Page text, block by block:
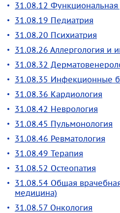
31.08.12 Функциональная
31.08.19 Педиатрия
31.08.20 Психиатрия
31.08.26 Аллергология и
31.08.32
31.08.35 Инфекционные
31.08.36 Кардиология
31.08.42 Неврология
31.08.45 Пульмонология
31.08.46 Ревматология
31.08.49 Терапия
31.08.52 Остеопатия
31.08.54 Общая
медицина)
31.08.57 Онкология